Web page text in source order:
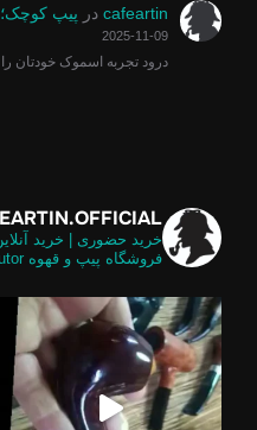
cafeartin در پیپ
2025-11-09
درود تجربه اسموک خودتان را
خرید حضوری | خرید
فروشگاه پیپ و قهوه
برابر گلد امکان استفاده از